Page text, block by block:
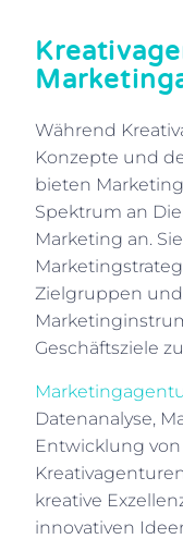
Während
Konzepte und
bieten
Spektrum an
Marketing an.
Zielgruppen
Geschäftsziele
Datenanalyse,
Entwicklung
kreative
innovativen